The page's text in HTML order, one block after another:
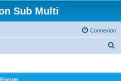
Sub Multi
Connexion